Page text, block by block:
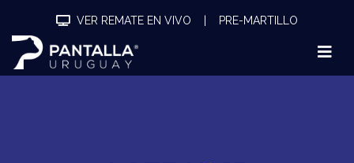
VER REMATE EN VIVO PRE-MARTILLO